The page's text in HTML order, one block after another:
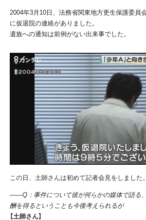
2004年3月10日、法務省関東地方更生保護委員
に仮退院の連絡がありました。
遺族への通知は前例がない出来事でした。
この日、土師さんは初めて記者会見をしました。
――Q：事件について彼が何らかの媒体で語る
酬を得るということも今後考えられるが
【土師さん】